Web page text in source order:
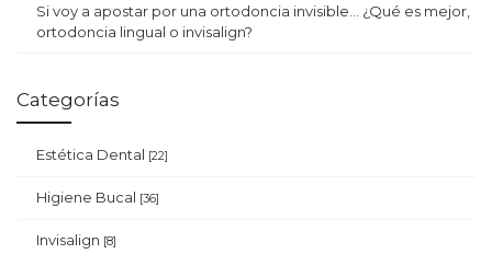
Si voy a apostar por una ortodoncia invisible… ¿Qué es mejor,
ortodoncia lingual o invisalign?
Categorías
Estética Dental [22]
Higiene Bucal [36]
Invisalign [8]